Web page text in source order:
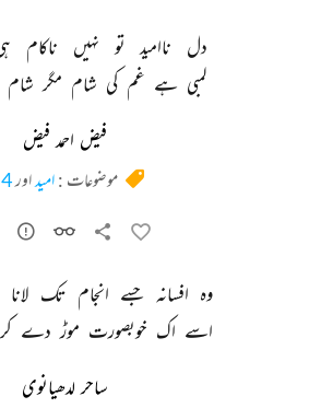
دل ناامید تو نہیں ناکام
لمبی ہے غم کی شام مگر شام
فیض احمد فیض
موضوعات :امیداور4 مزید
وہ افسانہ جسے انجام تک لانا
اسے اک خوبصورت موڑ دے کر
ساحر لدھیانوی